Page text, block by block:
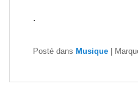
.
Posté dans Musique